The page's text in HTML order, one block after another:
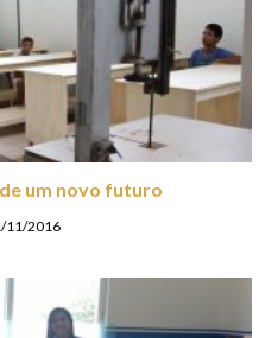
um novo futuro
11/2016